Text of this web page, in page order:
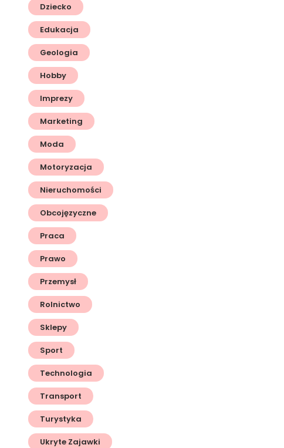
Dziecko
Edukacja
Geologia
Hobby
Imprezy
Marketing
Moda
Motoryzacja
Nieruchomości
Obcojęzyczne
Praca
Prawo
Przemysł
Rolnictwo
Sklepy
Sport
Technologia
Transport
Turystyka
Ukryte Zajawki